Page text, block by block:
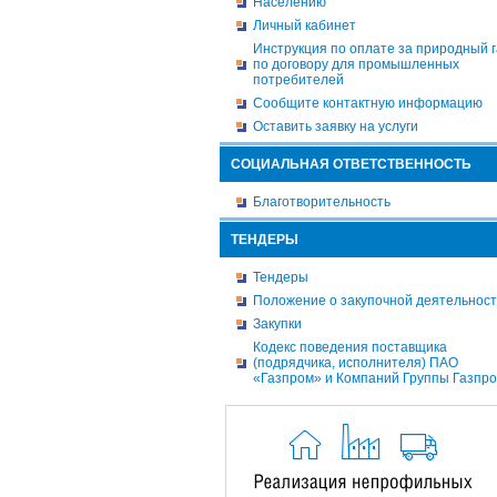
Личный кабинет
Инструкция по оплате за природный
по договору для промышленных
потребителей
Сообщите контактную информацию
Оставить заявку на услуги
СОЦИАЛЬНАЯ ОТВЕТСТВЕННОСТЬ
Благотворительность
ТЕНДЕРЫ
Тендеры
Положение о закупочной
Закупки
Кодекс поведения поставщика
(подрядчика, исполнителя) ПАО
«Газпром» и Компаний Группы